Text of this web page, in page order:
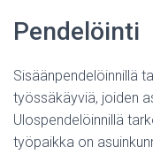
Pendelöinti
Sisäänpendelöinnillä
työssäkäyviä, joiden
Ulospendelöinnillä
työpaikka on